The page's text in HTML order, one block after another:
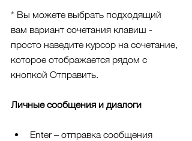
* Вы можете выбрать подходящий
вам вариант сочетания клавиш -
просто наведите курсор на сочетание,
которое отображается рядом с
кнопкой Отправить.
Личные сообщения и диалоги
Enter – отправка сообщения